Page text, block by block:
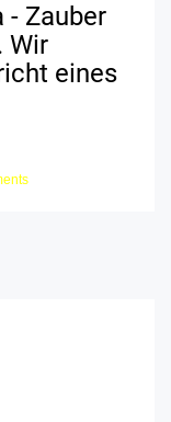
- Zauber
Wir
eines